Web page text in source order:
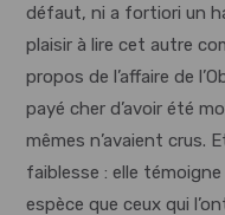
défaut, ni a fortiori un
plaisir à lire cet autre
propos de l’affaire de
payé cher d’avoir été
mêmes n’avaient crus.
faiblesse : elle
espèce que ceux qui